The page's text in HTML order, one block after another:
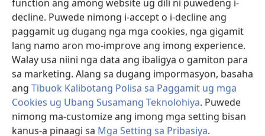
Walay usa niini nga data ang ibaligya o gamiton para
sa marketing. Alang sa dugang impormasyon, basaha
angTibuok Kalibotang Polisa sa Paggamit ug mga
Cookies ug Ubang Susamang Teknolohiya. Puwede
nimong ma-customize ang imong mga setting bisan
kanus-a pinaagi saMga Setting sa Pribasiya.
I-acccept I-decline I-customize